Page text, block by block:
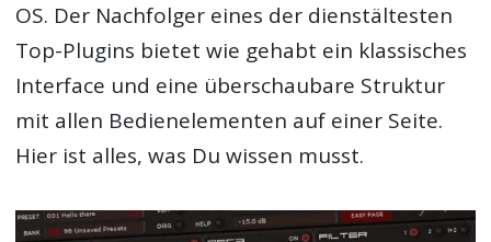
OS. Der Nachfolger eines der dienstältesten
Top-Plugins bietet wie gehabt ein klassisches
Interface und eine überschaubare Struktur
mit allen Bedienelementen auf einer Seite.
Hier ist alles, was Du wissen musst.